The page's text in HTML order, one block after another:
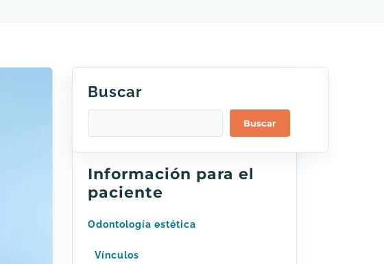
Buscar
Buscar
Información para el
paciente
Odontología estética
Vínculos